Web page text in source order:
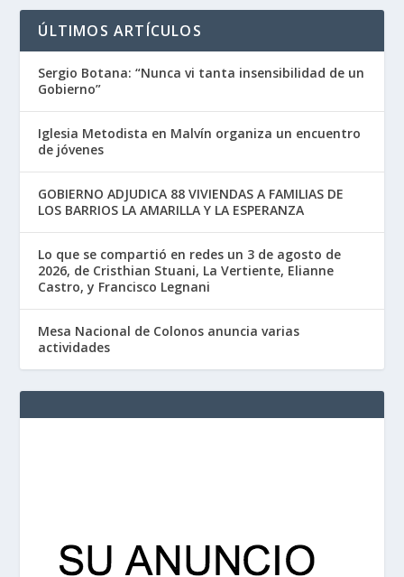
ÚLTIMOS ARTÍCULOS
Sergio Botana: “Nunca vi tanta insensibilidad de un
Gobierno”
Iglesia Metodista en Malvín organiza un encuentro
de jóvenes
GOBIERNO ADJUDICA 88 VIVIENDAS A FAMILIAS DE
LOS BARRIOS LA AMARILLA Y LA ESPERANZA
Lo que se compartió en redes un 3 de agosto de
2026, de Cristhian Stuani, La Vertiente, Elianne
Castro, y Francisco Legnani
Mesa Nacional de Colonos anuncia varias
actividades